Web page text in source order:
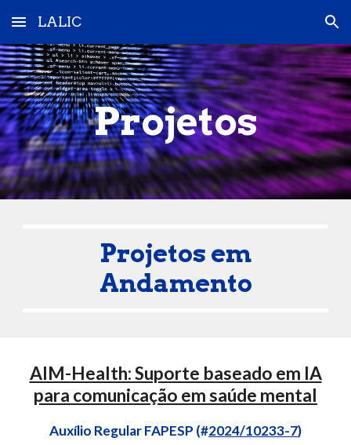
Skip to main content Skip to navigation
LALIC
Projetos
Projetos em
Andamento
AIM-Health: Suporte baseado em IA
para comunicação em saúde mental
Auxílio Regular FAPESP (#2024/10233-7)